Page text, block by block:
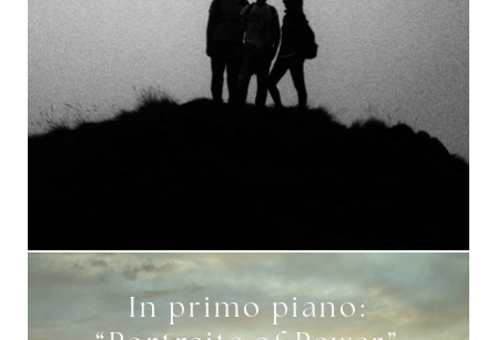
In primo piano: